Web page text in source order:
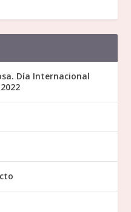
Día Internacional